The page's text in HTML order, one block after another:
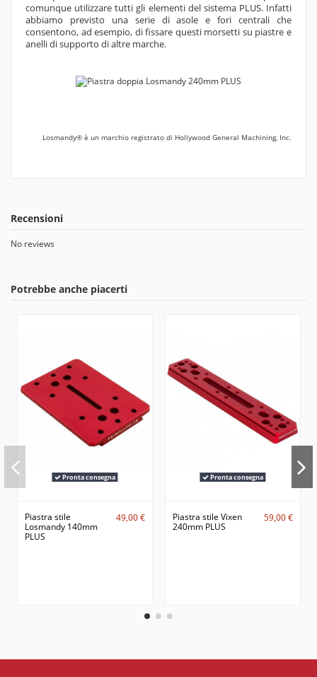
comunque utilizzare tutti gli elementi del sistema PLUS. Infatti
abbiamo previsto una serie di asole e fori centrali che
consentono, ad esempio, di fissare questi morsetti su piastre e
anelli di supporto di altre marche.
Losmandy® è un marchio registrato di Hollywood General Machining, Inc.
Recensioni
No reviews
Potrebbe anche piacerti
Pronta consegna
Piastra stile
Losmandy 140mm
PLUS
49,00 €
Pronta consegna
Piastra stile Vixen
240mm PLUS
59,00 €